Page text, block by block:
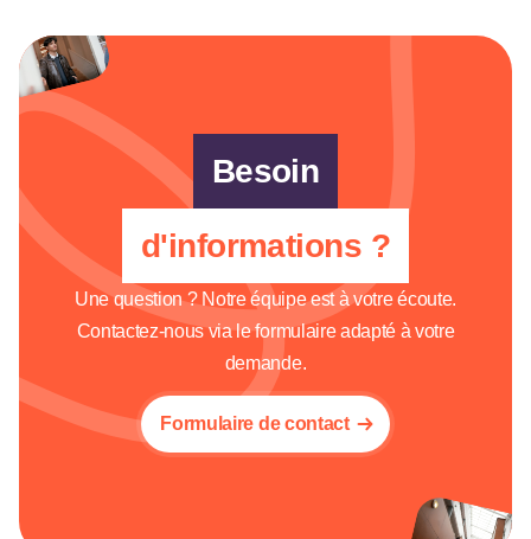
Besoin
d'informations ?
Une question ? Notre équipe est à votre écoute.
Contactez-nous via le formulaire adapté à votre
demande.
Formulaire de contact